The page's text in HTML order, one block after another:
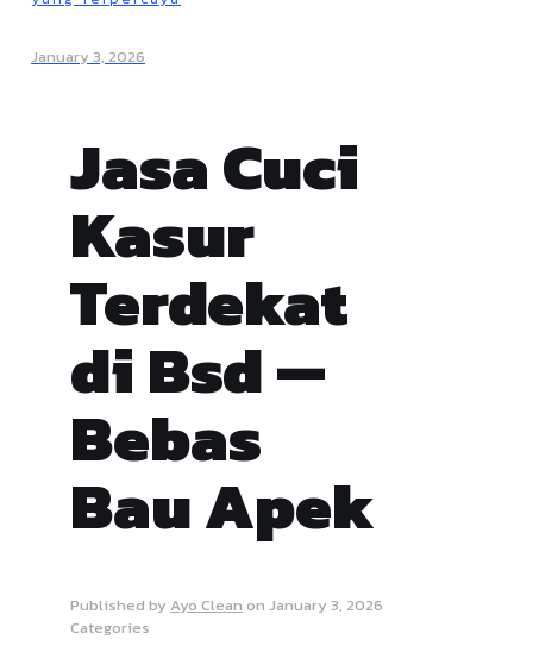
January 3, 2026
Jasa Cuci
Kasur
Terdekat
di Bsd —
Bebas
Bau Apek
Published by Ayo Clean on January 3, 2026
Categories